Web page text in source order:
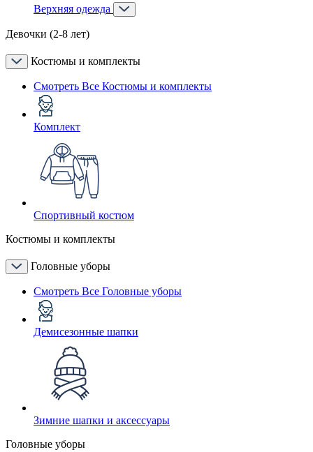
Верхняя одежда
Девочки (2-8 лет)
Костюмы и комплекты
Смотреть Все Костюмы и комплекты
Комплект
Спортивный костюм
Костюмы и комплекты
Головные уборы
Смотреть Все Головные уборы
Демисезонные шапки
Зимние шапки и аксессуары
Головные уборы